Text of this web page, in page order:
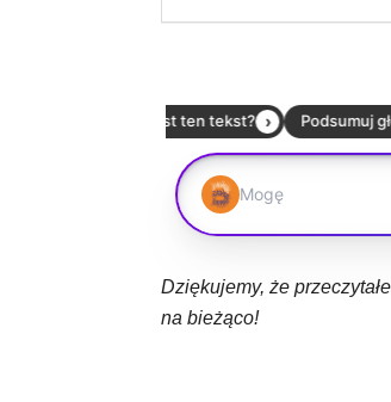
Dziękujemy, że
na bieżąco!